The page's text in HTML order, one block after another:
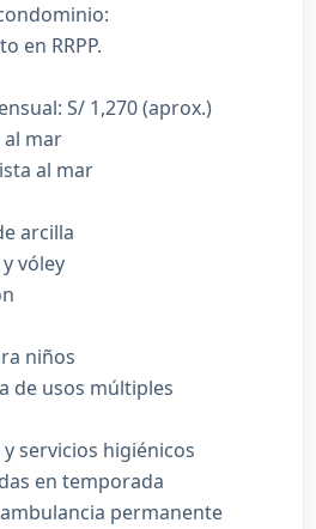
en RRPP.
S/ 1,270 (aprox.)
al mar
al mar
arcilla
vóley
niños
de usos múltiples
servicios higiénicos
en temporada
permanente